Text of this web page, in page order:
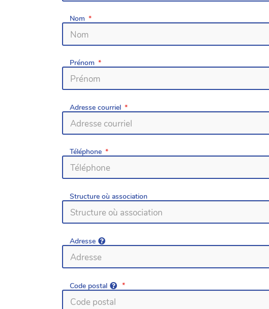
Nom
Prénom
Adresse courriel
Téléphone
Structure où association
Adresse
Code postal